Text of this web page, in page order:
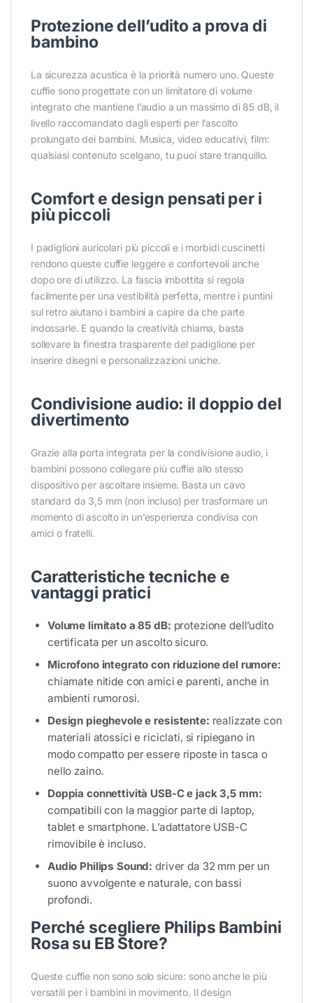
Protezione dell’udito a prova di
bambino
La sicurezza acustica è la priorità numero uno. Queste
cuffie sono progettate con un limitatore di volume
integrato che mantiene l’audio a un massimo di 85 dB, il
livello raccomandato dagli esperti per l’ascolto
prolungato dei bambini. Musica, video educativi, film:
qualsiasi contenuto scelgano, tu puoi stare tranquillo.
Comfort e design pensati per i
più piccoli
I padiglioni auricolari più piccoli e i morbidi cuscinetti
rendono queste cuffie leggere e confortevoli anche
dopo ore di utilizzo. La fascia imbottita si regola
facilmente per una vestibilità perfetta, mentre i puntini
sul retro aiutano i bambini a capire da che parte
indossarle. E quando la creatività chiama, basta
sollevare la finestra trasparente del padiglione per
inserire disegni e personalizzazioni uniche.
Condivisione audio: il doppio del
divertimento
Grazie alla porta integrata per la condivisione audio, i
bambini possono collegare più cuffie allo stesso
dispositivo per ascoltare insieme. Basta un cavo
standard da 3,5 mm (non incluso) per trasformare un
momento di ascolto in un’esperienza condivisa con
amici o fratelli.
Caratteristiche tecniche e
vantaggi pratici
Volume limitato a 85 dB: protezione dell’udito
certificata per un ascolto sicuro.
Microfono integrato con riduzione del rumore:
chiamate nitide con amici e parenti, anche in
ambienti rumorosi.
Design pieghevole e resistente: realizzate con
materiali atossici e riciclati, si ripiegano in
modo compatto per essere riposte in tasca o
nello zaino.
Doppia connettività USB-C e jack 3,5 mm:
compatibili con la maggior parte di laptop,
tablet e smartphone. L’adattatore USB-C
rimovibile è incluso.
Audio Philips Sound: driver da 32 mm per un
suono avvolgente e naturale, con bassi
profondi.
Perché scegliere Philips Bambini
Rosa su EB Store?
Queste cuffie non sono solo sicure: sono anche le più
versatili per i bambini in movimento. Il design